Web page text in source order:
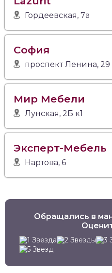
Гордеевская, 7а
София
проспект Ленина, 29
Мир Мебели
Лунская, 2Б к1
Эксперт-Мебель
Нартова, 6
Обращались в